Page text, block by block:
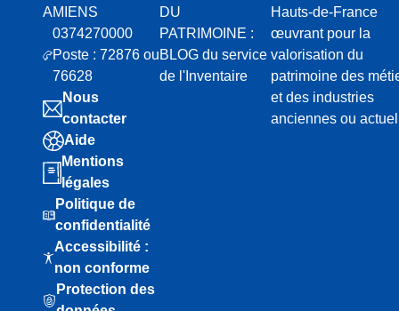
AMIENS
0374270000
Poste : 72876 ou
76628
Nous
contacter
Aide
Mentions
légales
Politique de
confidentialité
Accessibilité :
non conforme
Protection des
DU
PATRIMOINE :
BLOG du service
de l'Inventaire
Hauts-de-France
œuvrant pour la
valorisation du
patrimoine des
et des industries
anciennes ou